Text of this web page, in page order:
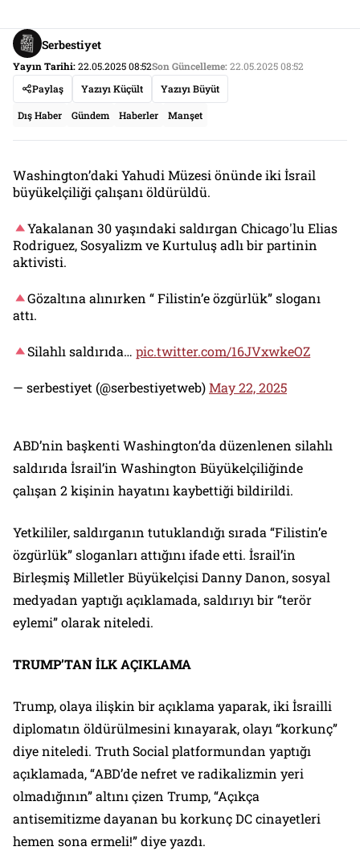
Serbestiyet
Yayın Tarihi:22.05.2025 08:52Son Güncelleme:22.05.2025 08:52
Paylaş
Yazıyı Küçült Yazıyı Büyüt
Dış Haber Gündem Haberler Manşet
Washington’daki Yahudi Müzesi önünde iki İsrail
büyükelçiliği çalışanı öldürüldü.
Yakalanan 30 yaşındaki saldırgan Chicago'lu Elias
Rodriguez, Sosyalizm ve Kurtuluş adlı bir partinin
aktivisti.
Gözaltına alınırken “ Filistin’e özgürlük” sloganı
attı.
Silahlı saldırıda…pic.twitter.com/16JVxwkeOZ
— serbestiyet (@serbestiyetweb)May 22, 2025
ABD’nin başkenti Washington’da düzenlenen silahlı
saldırıda İsrail’in Washington Büyükelçiliğinde
çalışan 2 kişinin hayatını kaybettiği bildirildi.
Yetkililer, saldırganın tutuklandığı sırada “Filistin’e
özgürlük” sloganları attığını ifade etti. İsrail’in
Birleşmiş Milletler Büyükelçisi Danny Danon, sosyal
medyadan yaptığı açıklamada, saldırıyı bir “terör
eylemi” olarak niteledi.
TRUMP’TAN İLK AÇIKLAMA
Trump, olaya ilişkin bir açıklama yaparak, iki İsrailli
diplomatın öldürülmesini kınayarak, olayı “korkunç”
diye niteledi. Truth Social platformundan yaptığı
açıklamada, “ABD’de nefret ve radikalizmin yeri
olmadığının” altını çizen Trump, “Açıkça
antisemitizme dayanan bu korkunç DC cinayetleri
hemen sona ermeli!” diye yazdı.